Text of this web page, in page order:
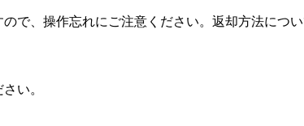
で、操作忘れにご注意ください。返却方法につ
い。